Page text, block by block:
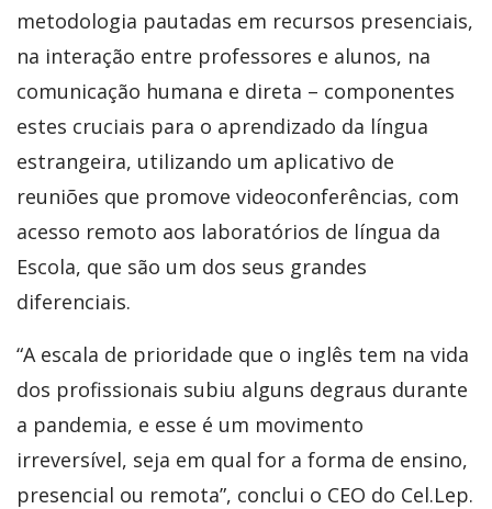
metodologia pautadas em recursos presenciais,
na interação entre professores e alunos, na
comunicação humana e direta – componentes
estes cruciais para o aprendizado da língua
estrangeira, utilizando um aplicativo de
reuniões que promove videoconferências, com
acesso remoto aos laboratórios de língua da
Escola, que são um dos seus grandes
diferenciais.
“A escala de prioridade que o inglês tem na vida
dos profissionais subiu alguns degraus durante
a pandemia, e esse é um movimento
irreversível, seja em qual for a forma de ensino,
presencial ou remota”, conclui o CEO do Cel.Lep.